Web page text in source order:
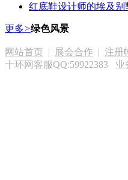
红底鞋设计师的埃及
更多>绿色风景
网站首页 | 展会合作 | 注册
十环网客服QQ:59922383